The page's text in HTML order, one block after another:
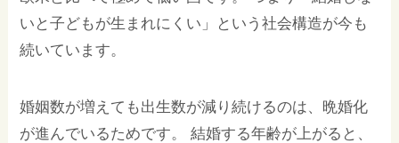
いと子どもが生まれにくい」という社会構造が今も
続いています。
婚姻数が増えても出生数が減り続けるのは、晩婚化
が進んでいるためです。 結婚する年齢が上がると、